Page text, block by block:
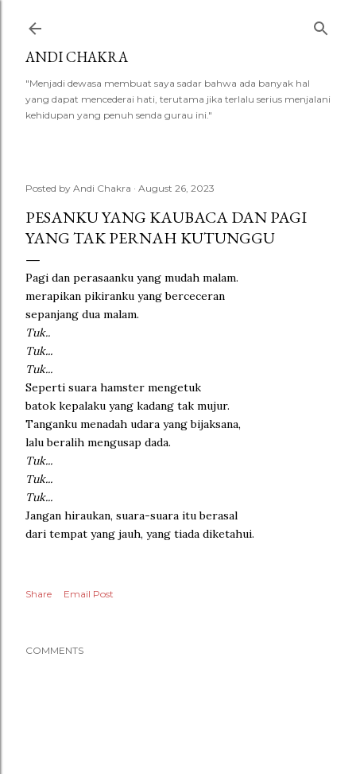
ANDI CHAKRA
"Menjadi dewasa membuat saya sadar bahwa ada banyak hal
yang dapat mencederai hati, terutama jika terlalu serius menjalani
kehidupan yang penuh senda gurau ini."
Posted by Andi Chakra August 26, 2023
PESANKU YANG KAUBACA DAN PAGI
YANG TAK PERNAH KUTUNGGU
Pagi dan perasaanku yang mudah malam.
merapikan pikiranku yang berceceran
sepanjang dua malam.
Tuk..
Tuk...
Tuk...
Seperti suara hamster mengetuk
batok kepalaku yang kadang tak mujur.
Tanganku menadah udara yang bijaksana,
lalu beralih mengusap dada.
Tuk...
Tuk...
Tuk...
Jangan hiraukan, suara-suara itu berasal
dari tempat yang jauh, yang tiada diketahui.
Share Email Post
COMMENTS